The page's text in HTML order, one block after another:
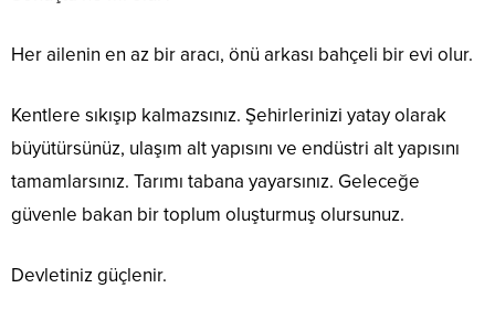
Her ailenin en az bir aracı, önü arkası bahçeli bir evi olur.
Kentlere sıkışıp kalmazsınız. Şehirlerinizi yatay olarak
büyütürsünüz, ulaşım alt yapısını ve endüstri alt yapısını
tamamlarsınız. Tarımı tabana yayarsınız. Geleceğe
güvenle bakan bir toplum oluşturmuş olursunuz.
Devletiniz güçlenir.